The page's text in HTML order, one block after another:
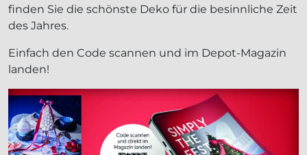
finden Sie die schönste Deko für die besinnliche Zeit
des Jahres.
Einfach den Code scannen und im Depot-Magazin
landen!